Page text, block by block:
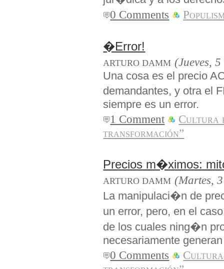
0 Comments
�Error!
ARTURO DAMM (Jueves,
Una cosa es el precio
demandantes, y otra el
siempre es un error.
1 Comment
Cultura
transformación”
Precios m�ximos:
ARTURO DAMM (Martes,
La manipulaci�n de
un error, pero, en el
de los cuales ning�n
necesariamente
0 Comments
Cultura